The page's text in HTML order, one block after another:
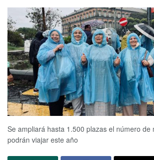
Se ampliará hasta 1.500 plazas el número de
podrán viajar este año